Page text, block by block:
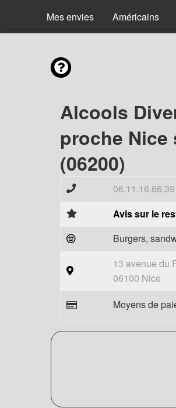
Mes envies Américains
Alcools
proche Nice
(06200)
06.11.16.66.39
Avis sur le
Burgers,
13 avenue du
06100 Nice
Moyens de